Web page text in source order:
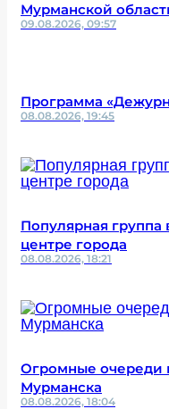
Мурманской
09.08.2026, 09:57
Программа
08.08.2026, 19:45
Популярная группа
центре города
08.08.2026, 18:21
Огромные очереди
Мурманска
08.08.2026, 18:04